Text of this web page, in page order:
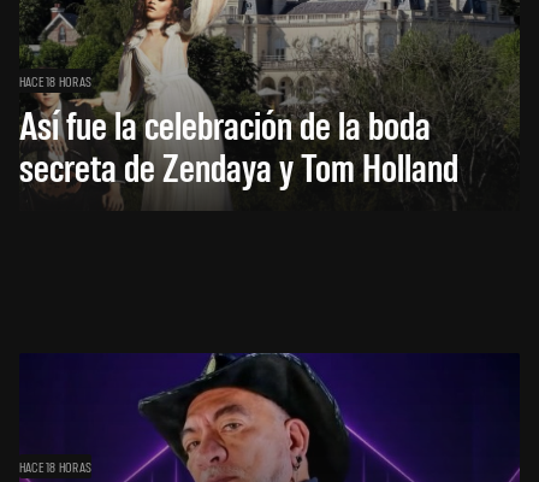
HACE 18 HORAS
Así fue la celebración de la boda
secreta de Zendaya y Tom Holland
HACE 18 HORAS